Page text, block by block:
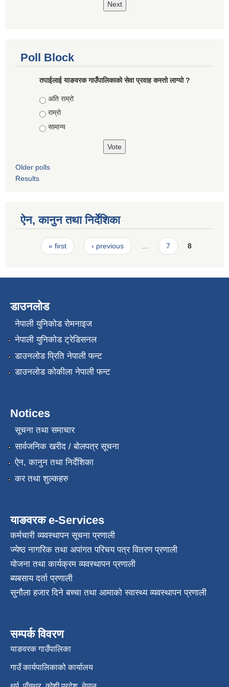
Next
Poll Block
तपाईलाई याङवरक गाउँपालिकाको सेवा प्रवाह कस्तो लाग्यो ?
Choices
अति राम्रो
राम्रो
सामान्य
Older polls
Results
ऐन, कानुन तथा निर्देशिका
Pages
« first ‹ previous 7 8
डाउनलोड
नेपाली युनिकोड रोमनाइज
नेपाली युनिकोड ट्रेडिसनल
डाउनलोड प्रिति नेपाली फन्ट
डाउनलोड कोकीला नेपाली फन्ट
Notices
सूचना तथा समाचार
सार्वजनिक खरीद / बोलपत्र सूचना
ऐन, कानुन तथा निर्देशिका
कर तथा शुल्कहरु
याङवरक e-Services
कर्मचारी व्यवस्थापन सूचना प्रणाली
ज्येष्ठ नागरिक तथा अपांगत परिचय पत्र वितरण प्रणाली
योजना तथा कार्यक्रम व्यवस्थापन प्रणाली
ब्यबसाय दर्ता प्रणाली
सुनौला हजार दिने बच्चा तथा आमाको स्वास्थ्य व्यवस्थापन प्रणाली
सम्पर्क विवरण
याङवरक गाउँपालिका
गाउँ कार्यपालिकाको कार्यालय